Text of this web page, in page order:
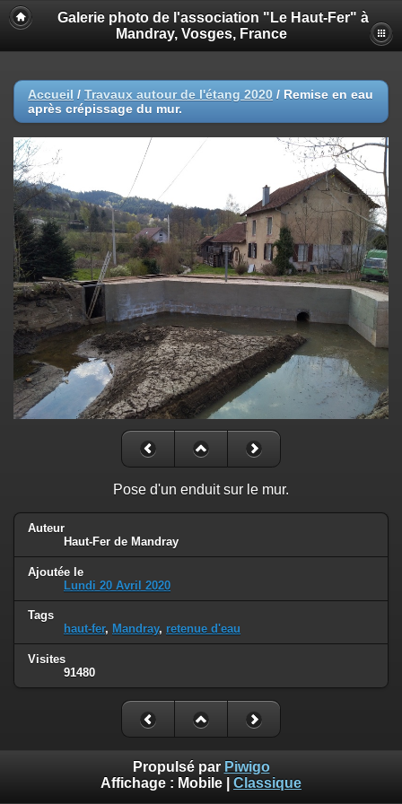
Galerie photo de l'association "Le Haut-Fer" à
Mandray, Vosges, France
Accueil / Travaux autour de l'étang 2020 / Remise en eau
après crépissage du mur.
Pose d'un enduit sur le mur.
Auteur
Haut-Fer de Mandray
Ajoutée le
Lundi 20 Avril 2020
Tags
haut-fer, Mandray, retenue d'eau
Visites
91480
Propulsé par Piwigo
Affichage : Mobile Classique